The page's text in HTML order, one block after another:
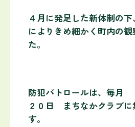
４月に発足した新体制の
によりきめ細かく町内の観
た。
防犯パトロールは、毎
２０日 まちなかクラブに
す。